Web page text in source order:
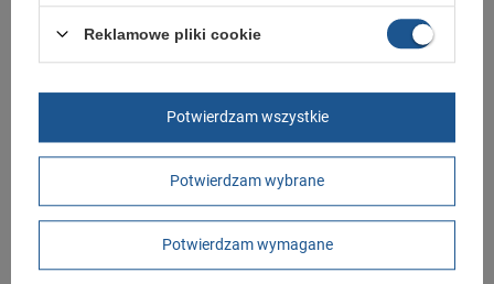
Płeć męskie
Długość towaru w
Więcej
30
Szerokość towaru w
centymetrach
Więcej
20
Reklamowe pliki cookie
Potwierdzam wybrane
Potwierdzam wymagane
Potwierdzam wszystkie